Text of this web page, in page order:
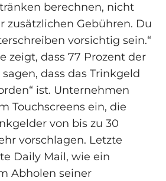
berechnen, nicht
zusätzlichen Gebühren. Du
vorsichtig sein.“
zeigt, dass 77 Prozent der
dass das Trinkgeld
ist. Unternehmen
Touchscreens ein, die
von bis zu 30
vorschlagen. Letzte
Daily Mail, wie ein
Abholen seiner